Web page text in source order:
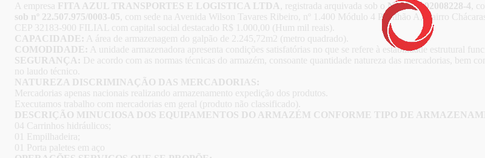
A empresa FITA AZUL TRANSPORTES E LOGISTICA LTDA , registrada arquivada sob o NIRE 3192008228-4 ,
sob nº 22.507.975/0003-05 , com sede na Avenida Wilson Tavares Ribeiro, nº 1.400 Módulo 4 Pavilhão A, Bairro
CEP 32183-900 FILIAL com capital social destacado R$ 1.000,00 (Hum mil reais).
CAPACIDADE: A área de armazenagem do galpão de 2.245,72m2 (metro quadrado).
COMODIDADE: A unidade armazenadora apresenta condições satisfatórias no que se refere à estabilidade estrutural
SEGURANÇA: De acordo com as normas técnicas do armazém, consoante quantidade natureza das mercadorias, bem
no laudo técnico.
NATUREZA DISCRIMINAÇÃO DAS MERCADORIAS:
Mercadorias apenas nacionais realizando armazenamento expedição dos produtos.
Executamos trabalho com mercadorias em geral (produto não classificado).
DESCRIÇÃO MINUCIOSA DOS EQUIPAMENTOS DO ARMAZÉM CONFORME TIPO DE
04 Carrinhos hidráulicos;
01 Empilhadeira;
01 Porta paletes em aço